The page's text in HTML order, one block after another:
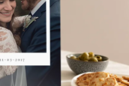
Schritten – mit
einer Nachricht von
Liebe für den perfekten